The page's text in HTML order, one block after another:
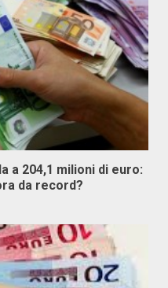
a 204,1 milioni di euro:
da record?